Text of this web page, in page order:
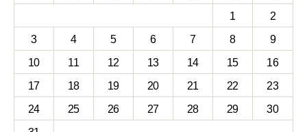
1
2
3
4 5 6 7 8
9
10
11 12 13 14 15
16
17
18 19 20 21 22
23
24
25 26 27 28 29
30